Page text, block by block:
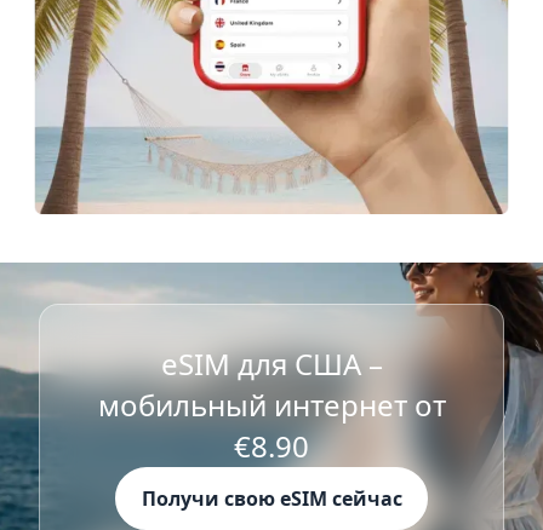
eSIM для США –
мобильный интернет от
€8.90
Получи свою eSIM сейчас